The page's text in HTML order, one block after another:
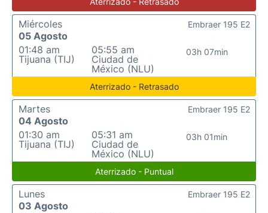
Miércoles
05 Agosto
01:48 am
Tijuana (TIJ)
05:55 am
Ciudad de
México (NLU)
03h 07min
Embraer 195 E2
Aterrizado - Retrasado
Martes
04 Agosto
01:30 am
Tijuana (TIJ)
05:31 am
Ciudad de
México (NLU)
03h 01min
Embraer 195 E2
Aterrizado - Puntual
Lunes
03 Agosto
Embraer 195 E2